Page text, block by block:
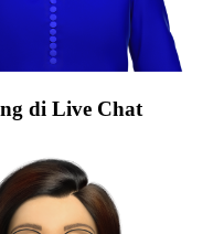
di Live Chat